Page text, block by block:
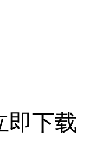
即下载